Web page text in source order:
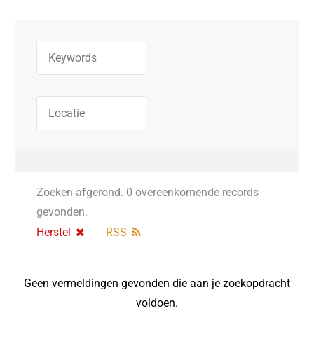
Zoeken afgerond. 0 overeenkomende records
gevonden.
Herstel
RSS
Geen vermeldingen gevonden die aan je zoekopdracht
voldoen.